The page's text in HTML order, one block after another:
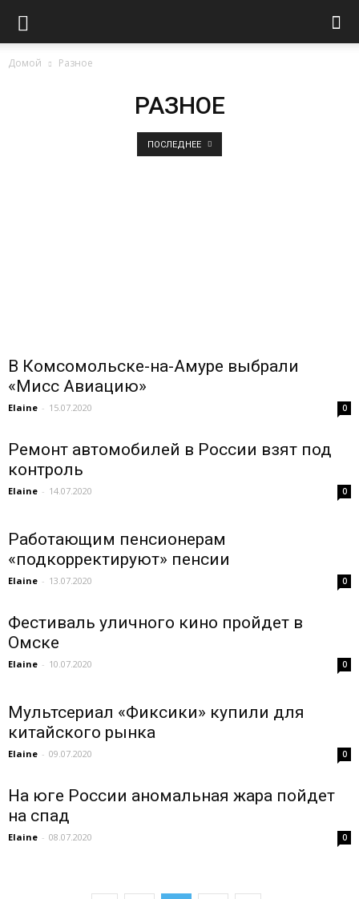
Домой Разное
РАЗНОЕ
ПОСЛЕДНЕЕ
В Комсомольске-на-Амуре выбрали
«Мисс Авиацию»
Elaine - 15.07.2020 0
Ремонт автомобилей в России взят под
контроль
Elaine - 14.07.2020 0
Работающим пенсионерам
«подкорректируют» пенсии
Elaine - 13.07.2020 0
Фестиваль уличного кино пройдет в
Омске
Elaine - 10.07.2020 0
Мультсериал «Фиксики» купили для
китайского рынка
Elaine - 09.07.2020 0
На юге России аномальная жара пойдет
на спад
Elaine - 08.07.2020 0